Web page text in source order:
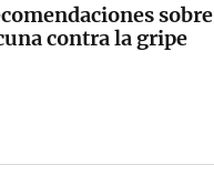
sobre
contra la gripe